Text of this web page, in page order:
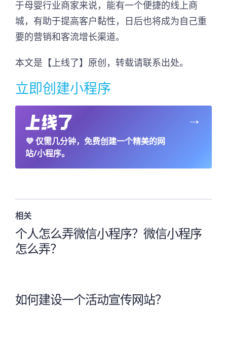
于母婴行业商家来说，能有一个便捷的线上商
城，有助于提高客户黏性，日后也将成为自己重
要的营销和客流增长渠道。
本文是【上线了】原创，转载请联系出处。
立即创建小程序
💜仅需几分钟，免费创建一个精美的网
站/小程序。
→
相关
个人怎么弄微信小程序？微信小程序
怎么弄？
如何建设一个活动宣传网站？